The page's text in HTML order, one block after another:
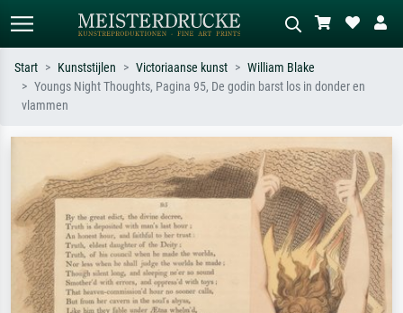
Hokusai-golf, naakt.
weide, abstract met veel rood, donker
olieverfschilderij, staand naakt naast
een boom.
Start Kunststijlen Victoriaanse kunst
William Blake
Youngs Night Thoughts, Pagina 95, De godin barst los in donder en
vlammen